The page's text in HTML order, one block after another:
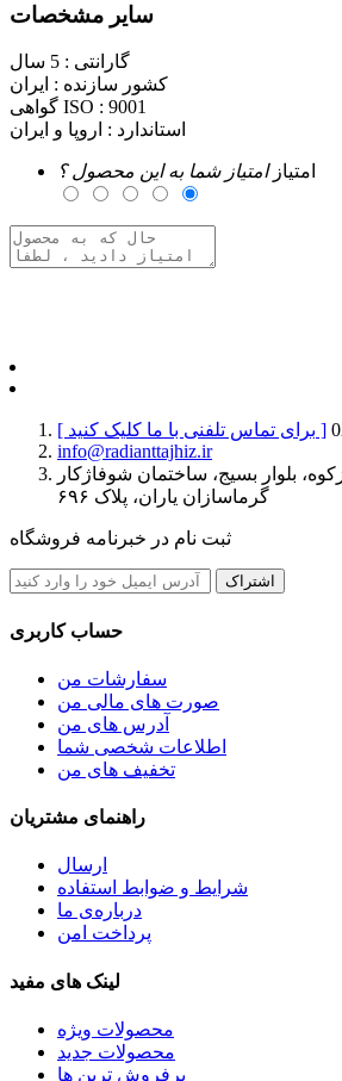
سایر مشخصات
گارانتی : 5 سال
کشور سازنده : ایران
گواهی ISO : 9001
استاندارد : اروپا و ایران
امتیازامتیاز شما به این محصول ؟
[ برای تماس تلفنی با ما کلیک کنید ]
info@radianttajhiz.ir
بلوار بسیج، ساختمان شوفاژکار
گرماسازان یاران، پلاک ۶۹۶
ثبت نام در خبرنامه فروشگاه
اشتراک
حساب کاربری
سفارشات من
صورت های مالی من
آدرس های من
اطلاعات شخصی شما
تخفیف های من
راهنمای مشتریان
ارسال
شرایط و ضوابط استفاده
درباره‌ی ما
پرداخت امن
لینک های مفید
محصولات ویژه
محصولات جدید
پرفروش ترین‌ ها